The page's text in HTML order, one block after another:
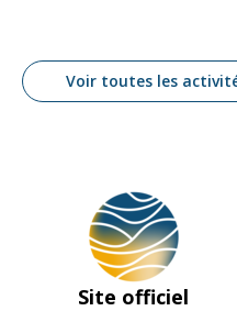
Voir toutes les
Site officiel